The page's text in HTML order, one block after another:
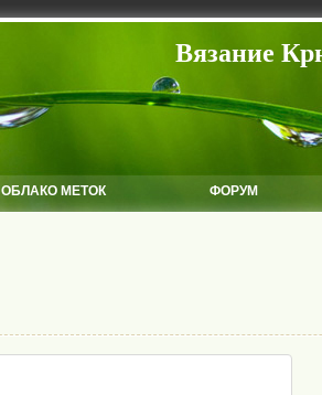
Вязание
ОБЛАКО МЕТОК ФОРУМ